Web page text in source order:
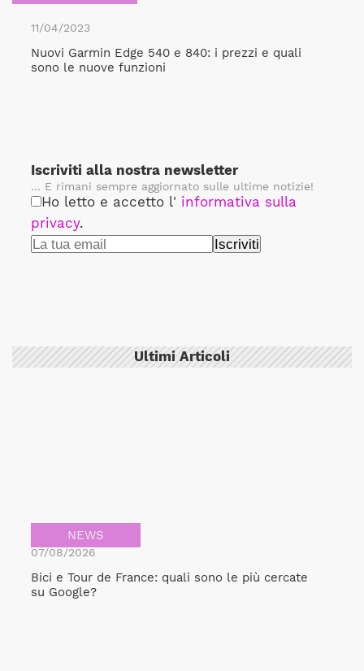
11/04/2023
Nuovi Garmin Edge 540 e 840: i prezzi e quali
sono le nuove funzioni
Iscriviti alla nostra newsletter
... E rimani sempre aggiornato sulle ultime notizie!
Ho letto e accetto l' informativa sulla
privacy.
Ultimi Articoli
NEWS
07/08/2026
Bici e Tour de France: quali sono le più cercate
su Google?